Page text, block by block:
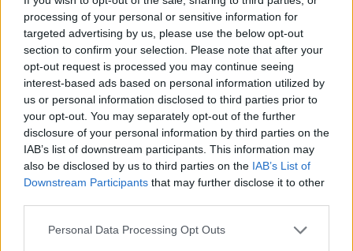
processing of your personal or sensitive information for
targeted advertising by us, please use the below opt-out
section to confirm your selection. Please note that after your
opt-out request is processed you may continue seeing
interest-based ads based on personal information utilized by
us or personal information disclosed to third parties prior to
your opt-out. You may separately opt-out of the further
disclosure of your personal information by third parties on the
IAB’s list of downstream participants. This information may
also be disclosed by us to third parties on the IAB’s List of
Downstream Participants that may further disclose it to other
Personal Data Processing Opt Outs
Összességében erős, a korábbi
csúcsnegyedéveknél viszont gyengébb
teljesítményt mutatott az idei harmadik
negyedévben a Mol, a főbb eredménysorokon
rendre meg tudták verni az elemzői
várakozásokat. Az első kilenc hónap számai láttán
menedzsment megemelte az éves
eredménycélját.
Portfolio Investment Day 2026Október 21-én jön a Portfolio
Investment Day 2026, ahol a piac vezető szakértőivel